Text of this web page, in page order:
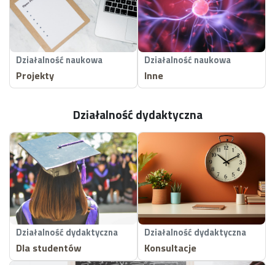
Działalność naukowa
Projekty
Działalność naukowa
Inne
Działalność dydaktyczna
Działalność dydaktyczna
Dla studentów
Działalność dydaktyczna
Konsultacje